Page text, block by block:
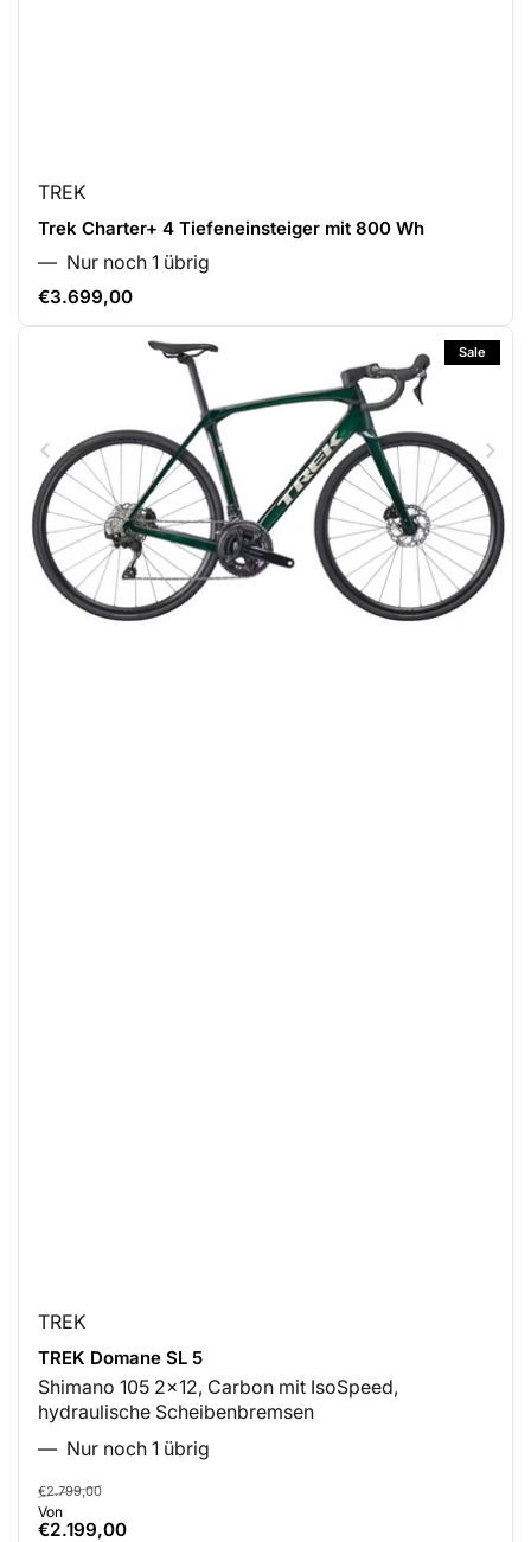
TREK
Trek Charter+ 4 Tiefeneinsteiger mit 800 Wh
Nur noch 1 übrig
Normaler
Preis
€3.699,00
Sale
TREK
TREK Domane SL 5
Shimano 105 2x12, Carbon mit IsoSpeed,
hydraulische Scheibenbremsen
Nur noch 1 übrig
Normaler
Preis
€2.799,00Ausverkaufspreis
Von
€2.199,00